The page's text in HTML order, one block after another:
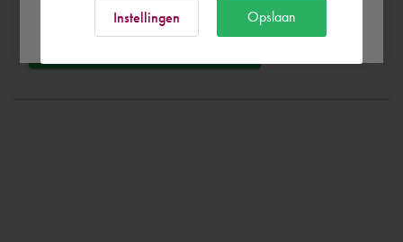
Stellen Sie eine Frage
Instellingen Opslaan